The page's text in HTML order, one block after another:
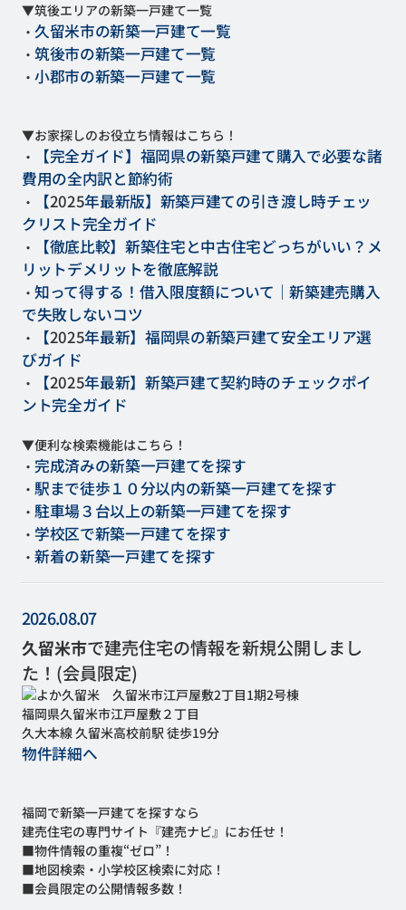
▼筑後エリアの新築一戸建て一覧
・ 久留米市の新築一戸建て一覧
・ 筑後市の新築一戸建て一覧
・ 小郡市の新築一戸建て一覧
▼お家探しのお役立ち情報はこちら！
・
【完全ガイド】福岡県の新築戸建て購入で必要な諸
費用の全内訳と節約術
・ 【2025年最新版】新築戸建ての引き渡し時チェッ
クリスト完全ガイド
・
【徹底比較】新築住宅と中古住宅どっちがいい？メ
リットデメリットを徹底解説
・ 知って得する！借入限度額について｜新築建売購入
で失敗しないコツ
・ 【2025年最新】福岡県の新築戸建て安全エリア選
びガイド
・ 【2025年最新】新築戸建て契約時のチェックポイ
ント完全ガイド
▼便利な検索機能はこちら！
・ 完成済みの新築一戸建てを探す
・ 駅まで徒歩１０分以内の新築一戸建てを探す
・ 駐車場３台以上の新築一戸建てを探す
・ 学校区で新築一戸建てを探す
・ 新着の新築一戸建てを探す
2026.08.07
久留米市で建売住宅の情報を新規公開しまし
た！(会員限定)
福岡県久留米市江戸屋敷２丁目
久大本線 久留米高校前駅 徒歩19分
物件詳細へ
福岡で新築一戸建てを探すなら
建売住宅の専門サイト『建売ナビ』にお任せ！
■物件情報の重複“ゼロ”！
■地図検索・小学校区検索に対応！
■会員限定の公開情報多数！